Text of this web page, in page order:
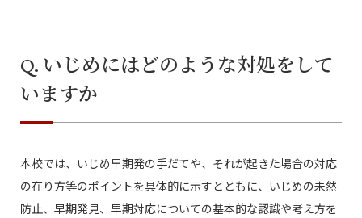
Q. いじめにはどのような対処をして
いますか
本校では、いじめ早期発の手だてや、それが起きた場合の対応
の在り方等のポイントを具体的に示すとともに、いじめの未然
防止、早期発見、早期対応についての基本的な認識や考え方を